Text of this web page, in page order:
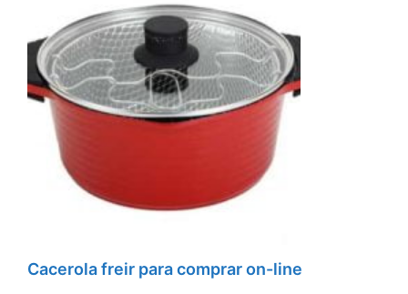
Cacerola freir para comprar on-line